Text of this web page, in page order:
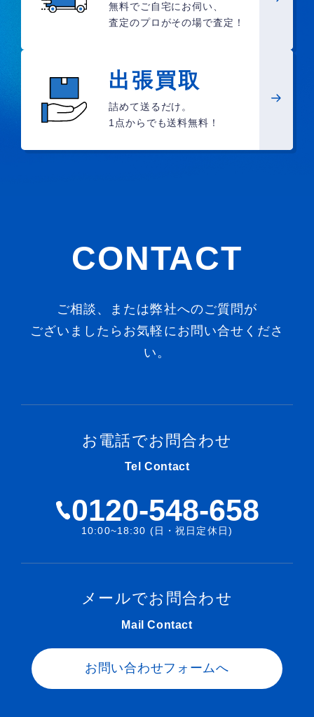
無料でご自宅にお伺い、
査定のプロがその場で査定！
出張買取
詰めて送るだけ。
1点からでも送料無料！
CONTACT
ご相談、または弊社へのご質問が
ございましたらお気軽にお問い合せくださ
い。
お電話でお問合わせ
Tel Contact
0120-548-658
10:00~18:30 (日・祝日定休日)
メールでお問合わせ
Mail Contact
お問い合わせフォームへ